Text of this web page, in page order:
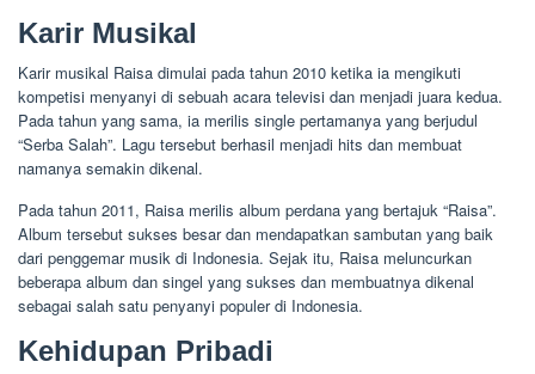
Karir Musikal
Karir musikal Raisa dimulai pada tahun 2010 ketika ia mengikuti
kompetisi menyanyi di sebuah acara televisi dan menjadi juara kedua.
Pada tahun yang sama, ia merilis single pertamanya yang berjudul
“Serba Salah”. Lagu tersebut berhasil menjadi hits dan membuat
namanya semakin dikenal.
Pada tahun 2011, Raisa merilis album perdana yang bertajuk “Raisa”.
Album tersebut sukses besar dan mendapatkan sambutan yang baik
dari penggemar musik di Indonesia. Sejak itu, Raisa meluncurkan
beberapa album dan singel yang sukses dan membuatnya dikenal
sebagai salah satu penyanyi populer di Indonesia.
Kehidupan Pribadi